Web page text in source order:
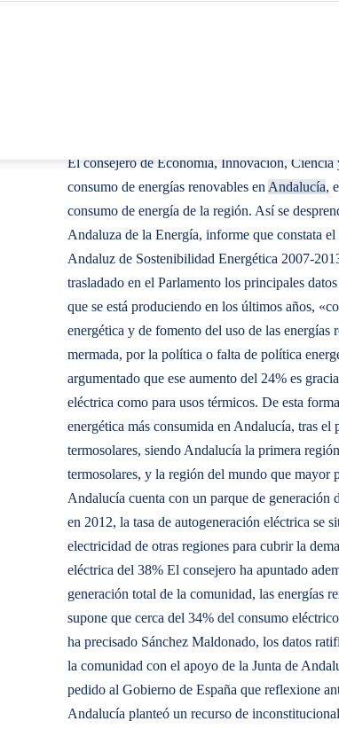
El consejero de Economía, Innovación, Ciencia
consumo de energías renovables en Andalucía,
consumo de energía de la región. Así se
Andaluza de la Energía, informe que constata
Andaluz de Sostenibilidad Energética 2007-
trasladado en el Parlamento los principales
que se está produciendo en los últimos años,
energética y de fomento del uso de las energías
mermada, por la política o falta de política
argumentado que ese aumento del 24% es
eléctrica como para usos térmicos. De esta
energética más consumida en Andalucía, tras el
termosolares, siendo Andalucía la primera
termosolares, y la región del mundo que mayor
Andalucía cuenta con un parque de generación
en 2012, la tasa de autogeneración eléctrica
electricidad de otras regiones para cubrir la
eléctrica del 38% El consejero ha apuntado
generación total de la comunidad, las energías
supone que cerca del 34% del consumo
ha precisado Sánchez Maldonado, los datos
la comunidad con el apoyo de la Junta de
pedido al Gobierno de España que reflexione
Andalucía planteó un recurso de